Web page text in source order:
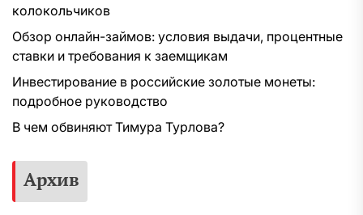
колокольчиков
Обзор онлайн-займов: условия выдачи, процентные
ставки и требования к заемщикам
Инвестирование в российские золотые монеты:
подробное руководство
В чем обвиняют Тимура Турлова?
Архив